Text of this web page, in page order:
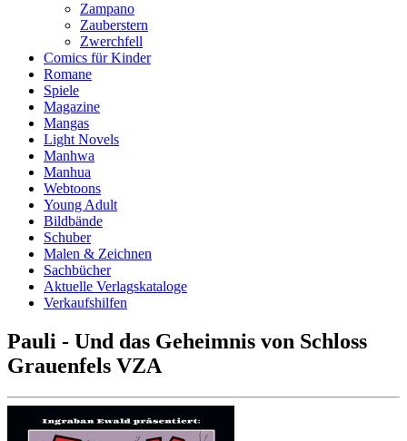
Zampano
Zauberstern
Zwerchfell
Comics für Kinder
Romane
Spiele
Magazine
Mangas
Light Novels
Manhwa
Manhua
Webtoons
Young Adult
Bildbände
Schuber
Malen & Zeichnen
Sachbücher
Aktuelle Verlagskataloge
Verkaufshilfen
Pauli - Und das Geheimnis von Schloss
Grauenfels VZA